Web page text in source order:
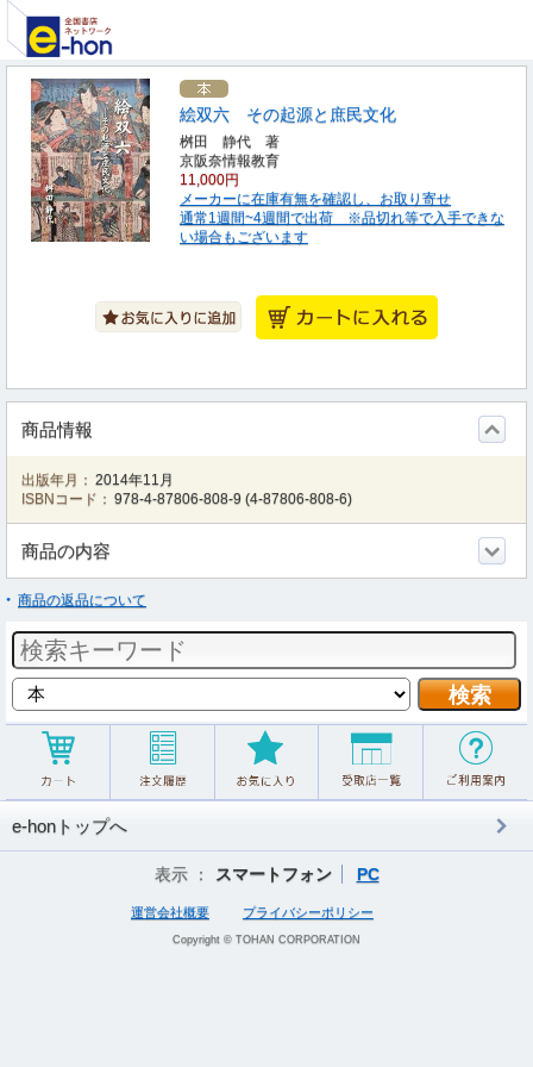
絵双六 その起源と庶民文化
桝田 静代 著
京阪奈情報教育
11,000円
メーカーに在庫有無を確認し、お取り寄せ
通常1週間~4週間で出荷 ※品切れ等で入手できな
い場合もございます
商品情報
出版年月： 2014年11月
ISBNコード： 978-4-87806-808-9 (4-87806-808-6)
商品の内容
商品の返品について
e-honトップへ
表示 ： スマートフォン PC
運営会社概要 プライバシーポリシー
Copyright © TOHAN CORPORATION